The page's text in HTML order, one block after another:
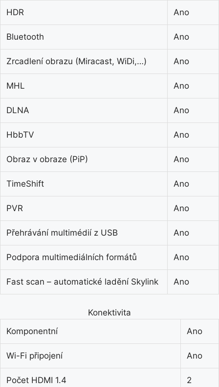
HDR Ano
Bluetooth Ano
Zrcadlení obrazu (Miracast, WiDi,…) Ano
MHL Ano
DLNA Ano
HbbTV Ano
Obraz v obraze (PiP) Ano
TimeShift Ano
PVR Ano
Přehrávání multimédií z USB Ano
Podpora multimediálních formátů Ano
Fast scan – automatické ladění Skylink Ano
Konektivita
Komponentní
Ano
Wi-Fi připojení Ano
Počet HDMI 1.4 2